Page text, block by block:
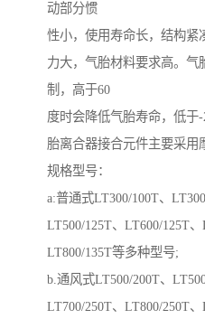
动部分惯
性小，使用寿命长，结构紧
力大，气胎材料要求高。气
制，高于60
度时会降低气胎寿命，低于
胎离合器接合元件主要采用
规格型号：
a:普通式LT300/100T、
LT500/125T、LT600/125T、
LT800/135T等多种型号;
b.通风式LT500/200T、
LT700/250T、LT800/250T、